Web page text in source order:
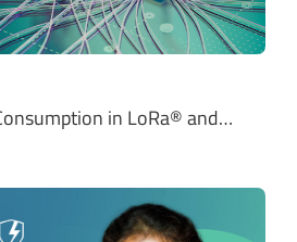
in LoRa® and…